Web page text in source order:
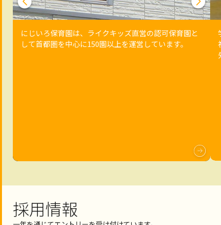
にじいろ保育園は、ライクキッズ直営の認可保育園と
して首都圏を中心に150園以上を運営しています。
採用情報